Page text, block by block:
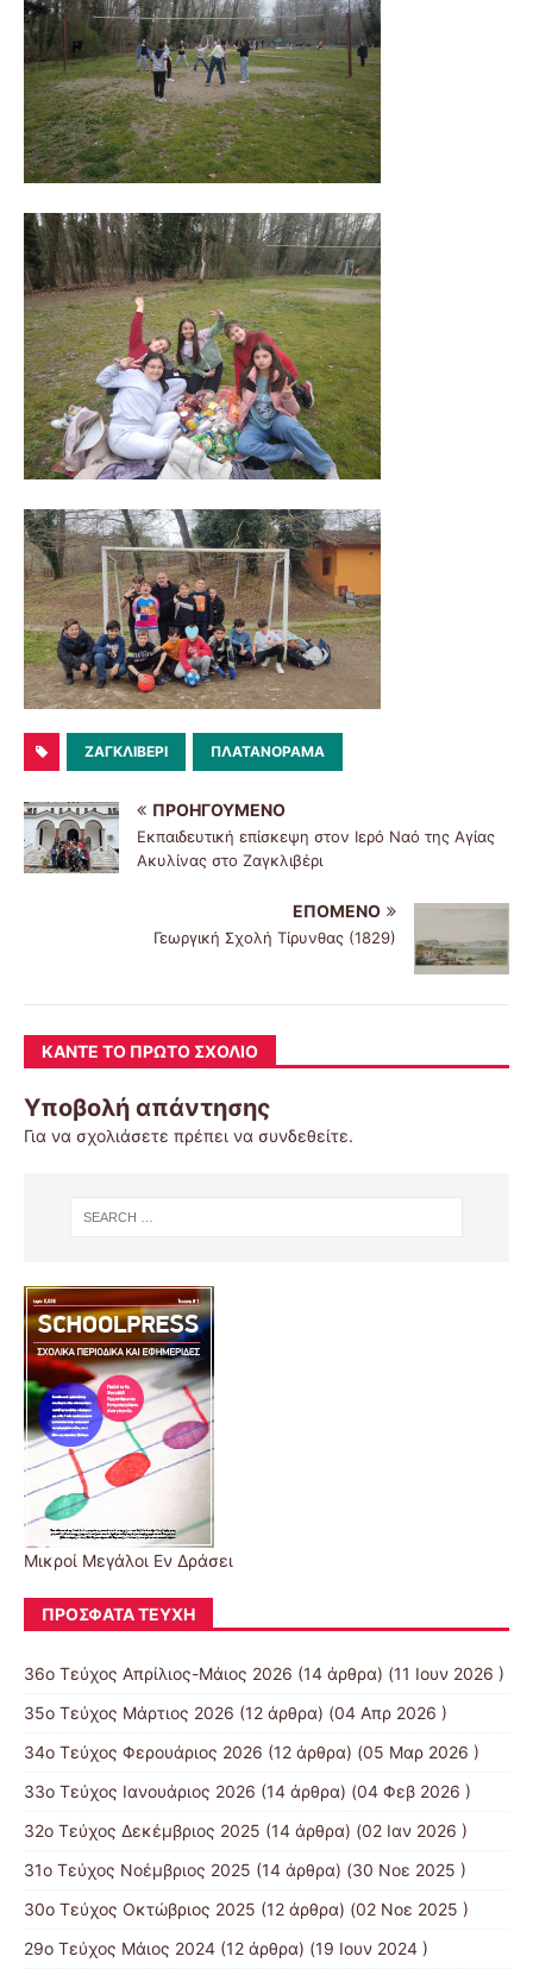
ΖΑΓΚΛΙΒΈΡΙ ΠΛΑΤΑΝΌΡΑΜΑ
ΠΡΟΗΓΟΎΜΕΝΟ
Εκπαιδευτική επίσκεψη στον Ιερό Ναό της Αγίας
Ακυλίνας στο Ζαγκλιβέρι
ΕΠΌΜΕΝΟ
Γεωργική Σχολή Τίρυνθας (1829)
ΚΆΝΤΕ ΤΟ ΠΡΏΤΟ ΣΧΌΛΙΟ
Υποβολή απάντησης
Για να σχολιάσετε πρέπει να συνδεθείτε.
Μικροί Μεγάλοι Εν Δράσει
ΠΡΌΣΦΑΤΑ ΤΕΎΧΗ
36ο Τεύχος Απρίλιος-Μάιος 2026 (14 άρθρα) (11 Ιουν 2026 )
35ο Τεύχος Μάρτιος 2026 (12 άρθρα) (04 Απρ 2026 )
34ο Τεύχος Φερουάριος 2026 (12 άρθρα) (05 Μαρ 2026 )
33ο Τεύχος Ιανουάριος 2026 (14 άρθρα) (04 Φεβ 2026 )
32ο Τεύχος Δεκέμβριος 2025 (14 άρθρα) (02 Ιαν 2026 )
31ο Τεύχος Νοέμβριος 2025 (14 άρθρα) (30 Νοε 2025 )
30ο Τεύχος Οκτώβριος 2025 (12 άρθρα) (02 Νοε 2025 )
29ο Τεύχος Μάιος 2024 (12 άρθρα) (19 Ιουν 2024 )